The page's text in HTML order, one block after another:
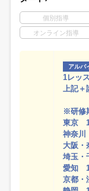
個別指導
オンライン指導
アルバ
1レッ
上記
※研修
東京
神奈
大阪
埼玉
愛知
京都